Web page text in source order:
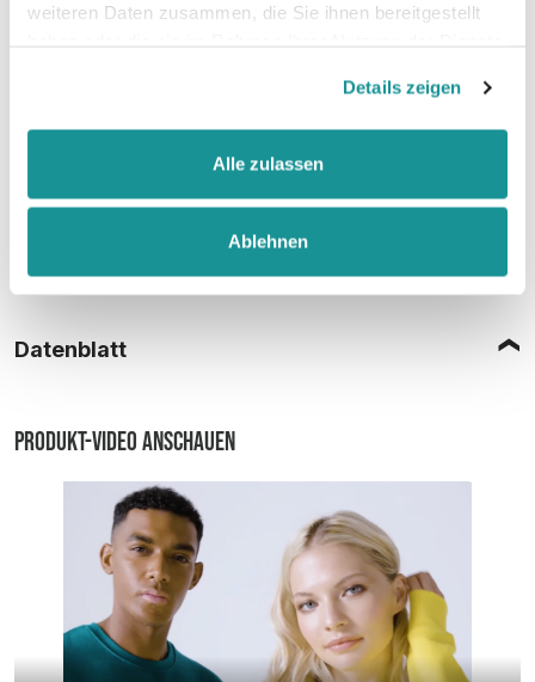
weiteren Daten zusammen, die Sie ihnen bereitgestellt
Details zeigen
Alle zulassen
Ablehnen
Größentabelle
Datenblatt
Produkt-Video anschauen